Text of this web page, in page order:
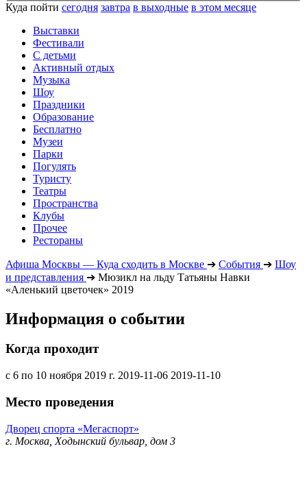
Куда пойти сегодня завтра в выходные в этом месяце
Выставки
Фестивали
С детьми
Активный отдых
Музыка
Шоу
Праздники
Образование
Бесплатно
Музеи
Парки
Погулять
Туристу
Театры
Пространства
Клубы
Прочее
Рестораны
Афиша Москвы — Куда сходить в Москве ➔ События ➔ Шоу
и представления ➔ Мюзикл на льду Татьяны Навки
«Аленький цветочек» 2019
Информация о событии
Когда проходит
с 6 по 10 ноября 2019 г. 2019-11-06 2019-11-10
Место проведения
Дворец спорта «Мегаспорт»
г. Москва, Ходынский бульвар, дом 3